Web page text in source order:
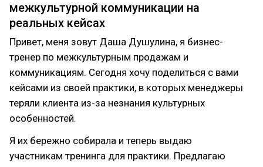
межкультурной коммуникации на
реальных кейсах
Привет, меня зовут Даша Душулина, я бизнес-
тренер по межкультурным продажам и
коммуникациям. Сегодня хочу поделиться с вами
кейсами из своей практики, в которых менеджеры
теряли клиента из-за незнания культурных
особенностей.
Я их бережно собирала и теперь выдаю
участникам тренинга для практики. Предлагаю